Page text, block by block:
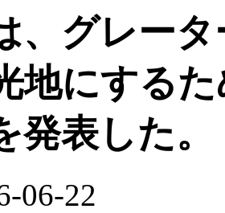
、グレー
地にする
発表した。
06-22